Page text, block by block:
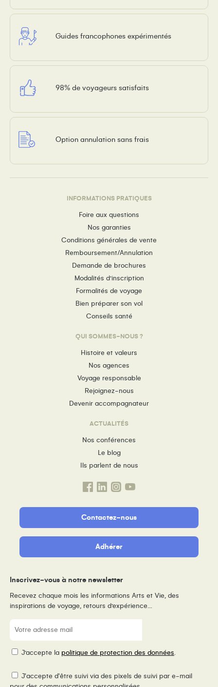
Guides francophones expérimentés
98% de voyageurs satisfaits
Option annulation sans frais
INFORMATIONS PRATIQUES
Foire aux questions
Nos garanties
Conditions générales de vente
Remboursement/Annulation
Demande de brochures
Modalités d’inscription
Formalités de voyage
Bien préparer son vol
Conseils santé
QUI SOMMES-NOUS ?
Histoire et valeurs
Nos agences
Voyage responsable
Rejoignez-nous
Devenir accompagnateur
ACTUALITÉS
Nos conférences
Le blog
Ils parlent de nous
Contactez-nous
Adhérer
Inscrivez-vous à notre newsletter
Recevez chaque mois les informations Arts et Vie, des
inspirations de voyage, retours d’expérience…
E-
mail
RGPDJ’accepte la politique de protection des données.
Pixel
de
J'accepte d'être suivi via des pixels de suivi par e-mail